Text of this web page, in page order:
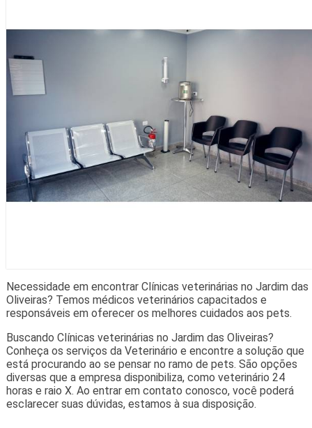
Necessidade em encontrar Clínicas veterinárias no Jardim das
Oliveiras? Temos médicos veterinários capacitados e
responsáveis em oferecer os melhores cuidados aos pets.
Buscando Clínicas veterinárias no Jardim das Oliveiras?
Conheça os serviços da Veterinário e encontre a solução que
está procurando ao se pensar no ramo de pets. São opções
diversas que a empresa disponibiliza, como veterinário 24
horas e raio X. Ao entrar em contato conosco, você poderá
esclarecer suas dúvidas, estamos à sua disposição.